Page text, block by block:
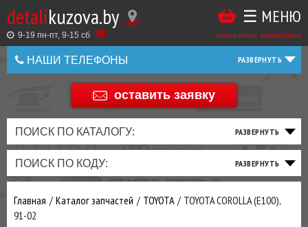
detalikuzova.by
9-19 пн-пт, 9-15 cб заказы online: круглосуточно
☰ МЕНЮ
НАШИ ТЕЛЕФОНЫ
+375 44 586 05 44
оставить заявку
ПОИСК ПО КАТАЛОГУ:
ПОИСК ПО КОДУ:
Главная Каталог запчастей TOYOTA
TOYOTA COROLLA (E100),
91-02
Купить
в
1
Беларусь
+375
+375
ТАКЖЕ
ВЫ
МОЖЕТЕ
У
ЗАКАЗАТЬ
ТО
ФИЛЬТРА
ТОРМОЗНАЯ
СИСТЕМА
ПОДВЕСКА
РУЛЕВОЕ
ТРАНСМИССИЯ
ПРИВОД
ДВИГАТЕЛЬ
ВЫХЛОП
ЭЛЕКТРИКА
ОСВЕЩЕНИЕ
ДОБАВИВ